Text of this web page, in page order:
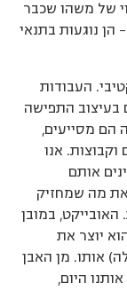
של משהו שכבר
הן נוגעות בתנאי
העבודות
בעיצוב התפישה
הם מסייעים,
אנו
אותם
את מה שמחזיק
במובן
יוצר את
אותו. מן האבן
היום,